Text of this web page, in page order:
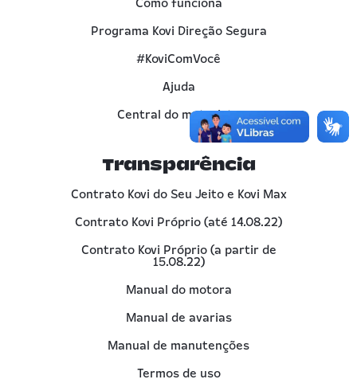
Como funciona
Programa Kovi Direção Segura
#KoviComVocê
Ajuda
Central do motorista
Transparência
Contrato Kovi do Seu Jeito e Kovi Max
Contrato Kovi Próprio (até 14.08.22)
Contrato Kovi Próprio (a partir de
15.08.22)
Manual do motora
Manual de avarias
Manual de manutenções
Termos de uso